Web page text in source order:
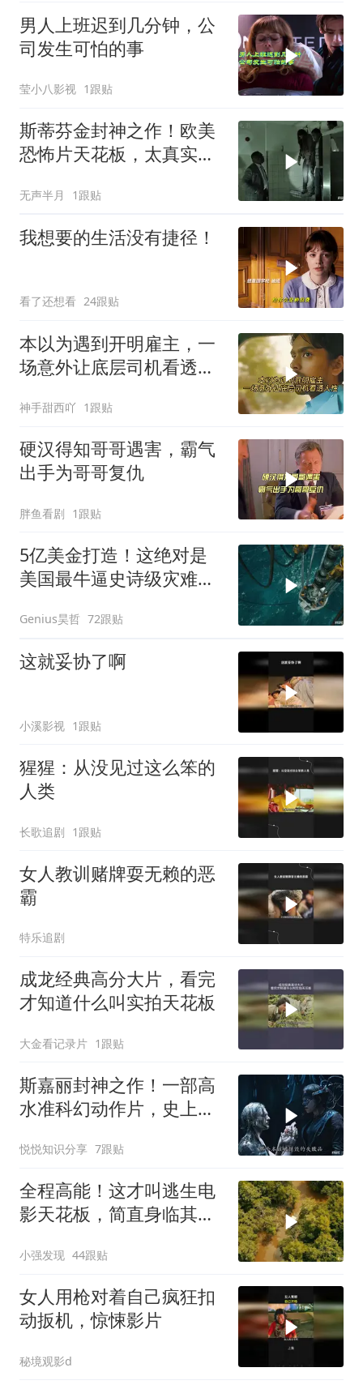
男人上班迟到几分钟，公
司发生可怕的事
莹小八影视 1跟贴
斯蒂芬金封神之作！欧美
恐怖片天花板，太真实
无声半月 1跟贴
我想要的生活没有捷径！
看了还想看 24跟贴
本以为遇到开明雇主，一
场意外让底层司机看透人
神手甜西吖 1跟贴
硬汉得知哥哥遇害，霸气
出手为哥哥复仇
胖鱼看剧 1跟贴
5亿美金打造！这绝对是
美国最牛逼史诗级灾难大
Genius昊哲 72跟贴
这就妥协了啊
小溪影视 1跟贴
猩猩：从没见过这么笨的
人类
长歌追剧 1跟贴
女人教训赌牌耍无赖的恶
霸
特乐追剧
成龙经典高分大片，看完
才知道什么叫实拍天花板
大金看记录片 1跟贴
斯嘉丽封神之作！一部高
水准科幻动作片，史上最
悦悦知识分享 7跟贴
全程高能！这才叫逃生电
影天花板，简直身临其
小强发现 44跟贴
女人用枪对着自己疯狂扣
动扳机，惊悚影片
秘境观影d